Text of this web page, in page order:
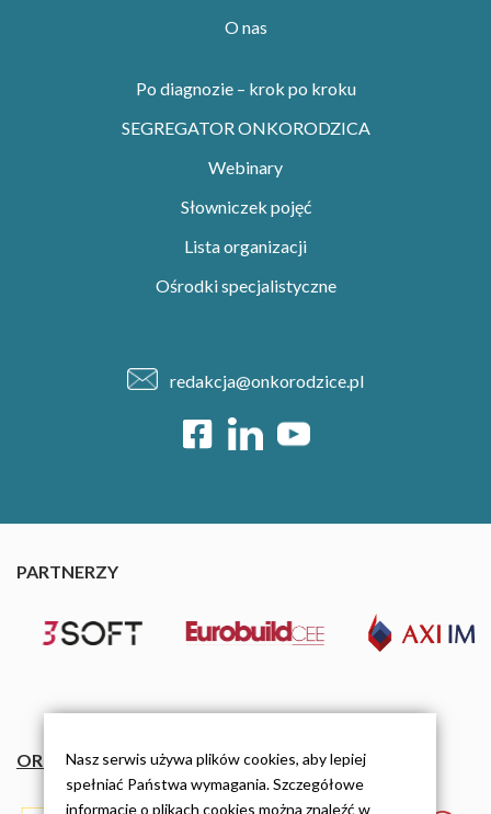
O nas
Po diagnozie – krok po kroku
SEGREGATOR ONKORODZICA
Webinary
Słowniczek pojęć
Lista organizacji
Ośrodki specjalistyczne
redakcja@onkorodzice.pl
PARTNERZY
ORGANIZACJE
Nasz serwis używa plików cookies, aby lepiej
spełniać Państwa wymagania. Szczegółowe
informacje o plikach cookies można znaleźć w